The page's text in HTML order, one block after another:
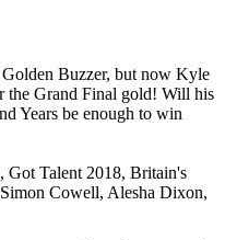
Golden Buzzer, but now Kyle
the Grand Final gold! Will his
Years be enough to win
Got Talent 2018, Britain's
Cowell, Alesha Dixon,